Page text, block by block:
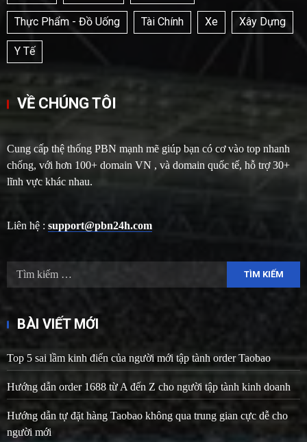
Thực Phẩm - Đồ Uống Tài Chính Xe Xây Dựng
Y Tế
VỀ CHÚNG TÔI
Cung cấp thệ thống PBN mạnh mẽ giúp bạn có cơ vào top nhanh
chống, với hơn 100+ domain VN , và domain quốc tế, hỗ trợ 30+
lĩnh vực khác nhau.
Liên hệ : support@pbn24h.com
Tìm
kiếm
BÀI VIẾT MỚI
Top 5 sai lầm kinh điển của người mới tập tành order Taobao
Hướng dẫn order 1688 từ A đến Z cho người tập tành kinh doanh
Hướng dẫn tự đặt hàng Taobao không qua trung gian cực dễ cho
người mới